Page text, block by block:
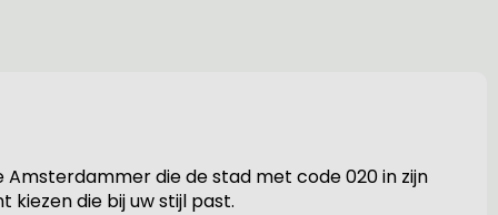
die de stad met code 020 in zijn
die bij uw stijl past.